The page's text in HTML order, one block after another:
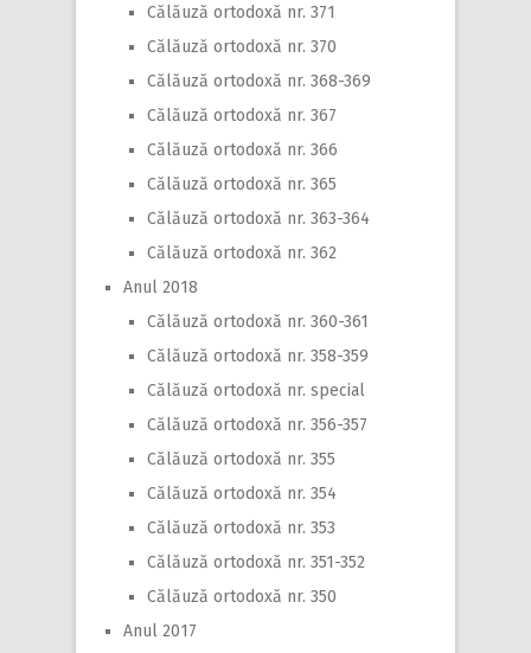
Călăuză ortodoxă nr. 371
Călăuză ortodoxă nr. 370
Călăuză ortodoxă nr. 368-369
Călăuză ortodoxă nr. 367
Călăuză ortodoxă nr. 366
Călăuză ortodoxă nr. 365
Călăuză ortodoxă nr. 363-364
Călăuză ortodoxă nr. 362
Anul 2018
Călăuză ortodoxă nr. 360-361
Călăuză ortodoxă nr. 358-359
Călăuză ortodoxă nr. special
Călăuză ortodoxă nr. 356-357
Călăuză ortodoxă nr. 355
Călăuză ortodoxă nr. 354
Călăuză ortodoxă nr. 353
Călăuză ortodoxă nr. 351-352
Călăuză ortodoxă nr. 350
Anul 2017